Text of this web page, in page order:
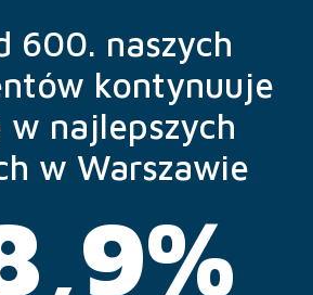
600. naszych
kontynuuje
w najlepszych
w Warszawie